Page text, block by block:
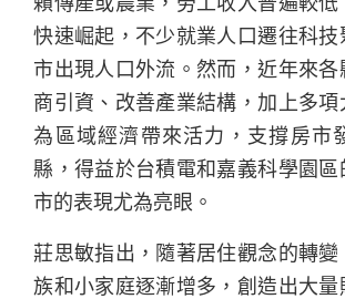
快速崛起，不少就業人口遷往科
市出現人口外流。然而，近年來
商引資、改善產業結構，加上多項
為區域經濟帶來活力，支撐房市
縣，得益於台積電和嘉義科學園
市的表現尤為亮眼。
莊思敏指出，隨著居住觀念的轉
族和小家庭逐漸增多，創造出大